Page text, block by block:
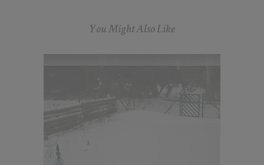
You Might Also Like